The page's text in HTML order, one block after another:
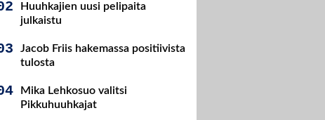
Huuhkajien uusi pelipaita
julkaistu
Jacob Friis hakemassa positiivista
tulosta
Mika Lehkosuo valitsi
Pikkuhuuhkajat